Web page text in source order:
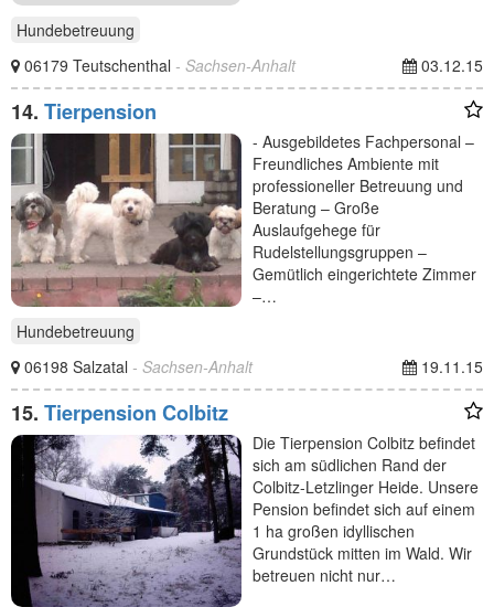
Hundebetreuung
06179 Teutschenthal - Sachsen-Anhalt 03.12.15
14. Tierpension
- Ausgebildetes Fachpersonal –
Freundliches Ambiente mit
professioneller Betreuung und
Beratung – Große
Auslaufgehege für
Rudelstellungsgruppen –
Gemütlich eingerichtete Zimmer
–…
Hundebetreuung
06198 Salzatal - Sachsen-Anhalt 19.11.15
15. Tierpension Colbitz
Die Tierpension Colbitz befindet
sich am südlichen Rand der
Colbitz-Letzlinger Heide. Unsere
Pension befindet sich auf einem
1 ha großen idyllischen
Grundstück mitten im Wald. Wir
betreuen nicht nur…